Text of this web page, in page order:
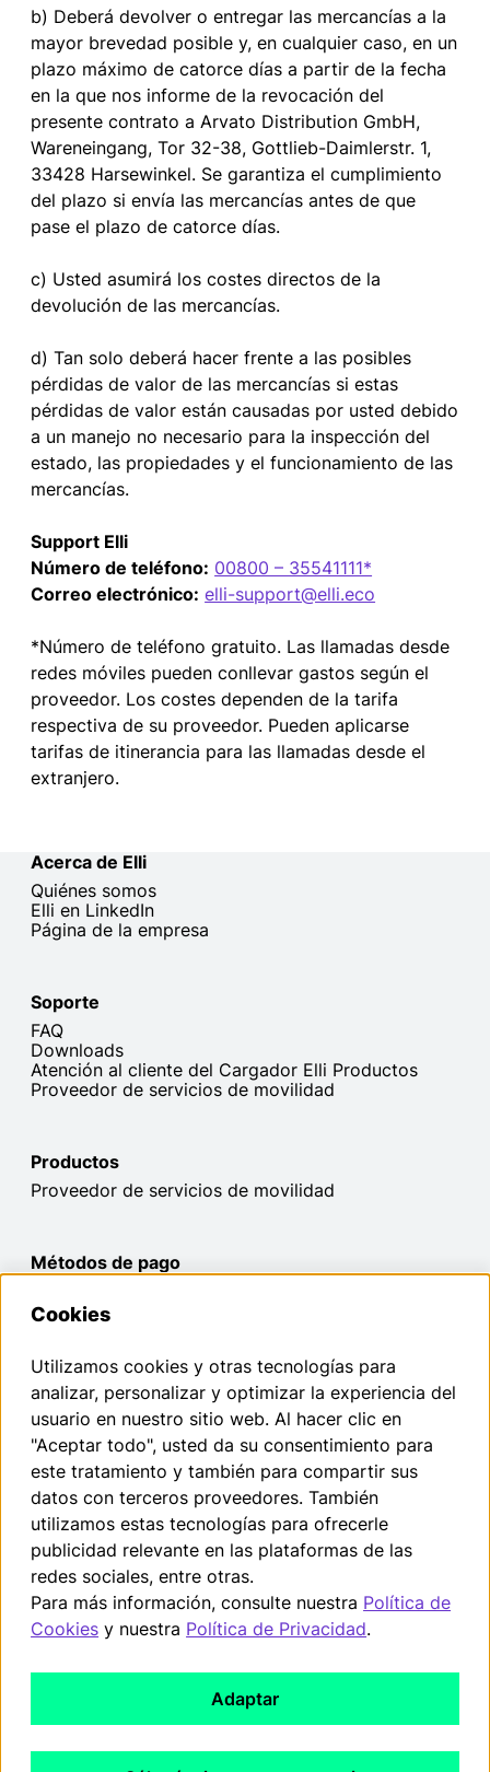
b) Deberá devolver o entregar las mercancías a la
mayor brevedad posible y, en cualquier caso, en un
plazo máximo de catorce días a partir de la fecha
en la que nos informe de la revocación del
presente contrato a Arvato Distribution GmbH,
Wareneingang, Tor 32-38, Gottlieb-Daimlerstr. 1,
33428 Harsewinkel. Se garantiza el cumplimiento
del plazo si envía las mercancías antes de que
pase el plazo de catorce días.
c) Usted asumirá los costes directos de la
devolución de las mercancías.
d) Tan solo deberá hacer frente a las posibles
pérdidas de valor de las mercancías si estas
pérdidas de valor están causadas por usted debido
a un manejo no necesario para la inspección del
estado, las propiedades y el funcionamiento de las
mercancías.
Support Elli
Número de teléfono: 00800 – 35541111*
Correo electrónico: elli-support@elli.eco
*Número de teléfono gratuito. Las llamadas desde
redes móviles pueden conllevar gastos según el
proveedor. Los costes dependen de la tarifa
respectiva de su proveedor. Pueden aplicarse
tarifas de itinerancia para las llamadas desde el
extranjero.
Acerca de Elli
Quiénes somos
Elli en LinkedIn
Página de la empresa
Soporte
FAQ
Downloads
Atención al cliente del Cargador Elli Productos
Proveedor de servicios de movilidad
Productos
Proveedor de servicios de movilidad
Métodos de pago
Puedes solicitar la rescisión de tu contrato aquí dentro del
plazo legal.
Rescisión del contrato
Pie de imprenta
Términos y condiciones
Directiva RAEE
Cookies
Utilizamos cookies y otras tecnologías para
analizar, personalizar y optimizar la experiencia del
usuario en nuestro sitio web. Al hacer clic en
"Aceptar todo", usted da su consentimiento para
este tratamiento y también para compartir sus
datos con terceros proveedores. También
utilizamos estas tecnologías para ofrecerle
publicidad relevante en las plataformas de las
redes sociales, entre otras.
Para más información, consulte nuestra Política de
Cookies y nuestra Política de Privacidad.
Adaptar